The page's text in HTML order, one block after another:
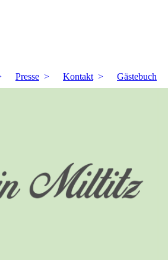
Presse Kontakt Gästebuch